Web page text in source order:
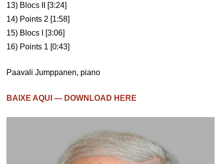
13) Blocs II [3:24]
14) Points 2 [1:58]
15) Blocs I [3:06]
16) Points 1 [0:43]
Paavali Jumppanen, piano
BAIXE AQUI — DOWNLOAD HERE